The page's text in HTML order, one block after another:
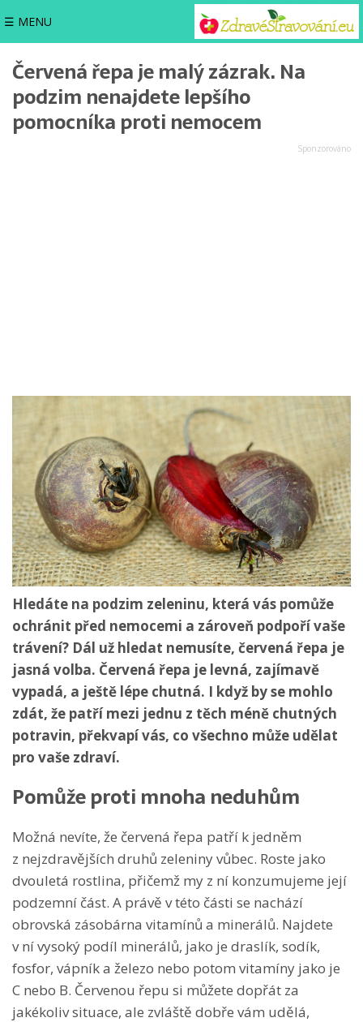
☰ MENU
Červená řepa je malý zázrak. Na
podzim nenajdete lepšího
pomocníka proti nemocem
Hledáte na podzim zeleninu, která vás pomůže
ochránit před nemocemi a zároveň podpoří vaše
trávení? Dál už hledat nemusíte, červená řepa je
jasná volba. Červená řepa je levná, zajímavě
vypadá, a ještě lépe chutná. I když by se mohlo
zdát, že patří mezi jednu z těch méně chutných
potravin, překvapí vás, co všechno může udělat
pro vaše zdraví.
Pomůže proti mnoha neduhům
Možná nevíte, že červená řepa patří k jedněm
z nejzdravějších druhů zeleniny vůbec. Roste jako
dvouletá rostlina, přičemž my z ní konzumujeme její
podzemní část. A právě v této části se nachází
obrovská zásobárna vitamínů a minerálů. Najdete
v ní vysoký podíl minerálů, jako je draslík, sodík,
fosfor, vápník a železo nebo potom vitamíny jako je
C nebo B. Červenou řepu si můžete dopřát za
jakékoliv situace, ale zvláště dobře vám udělá,